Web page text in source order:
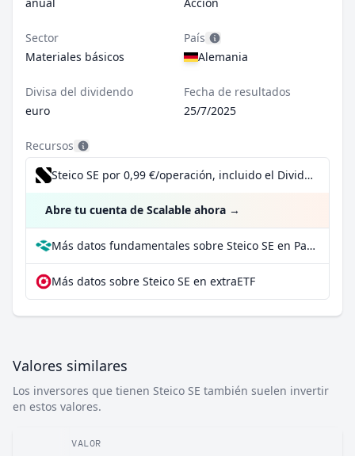
Sector
Materiales básicos
País
Alemania
Divisa del dividendo
euro
Fecha de resultados
25/7/2025
Recursos
Steico SE por 0,99 €/operación, incluido el Dividend Reinvestment Plan
Abre tu cuenta de Scalable ahora →
Más datos fundamentales sobre Steico SE en Parqet
Más datos sobre Steico SE en extraETF
Valores similares
Los inversores que tienen Steico SE también suelen invertir
en estos valores.
VALOR